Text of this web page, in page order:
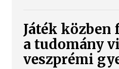
Játék közben
a tudomány
veszprémi